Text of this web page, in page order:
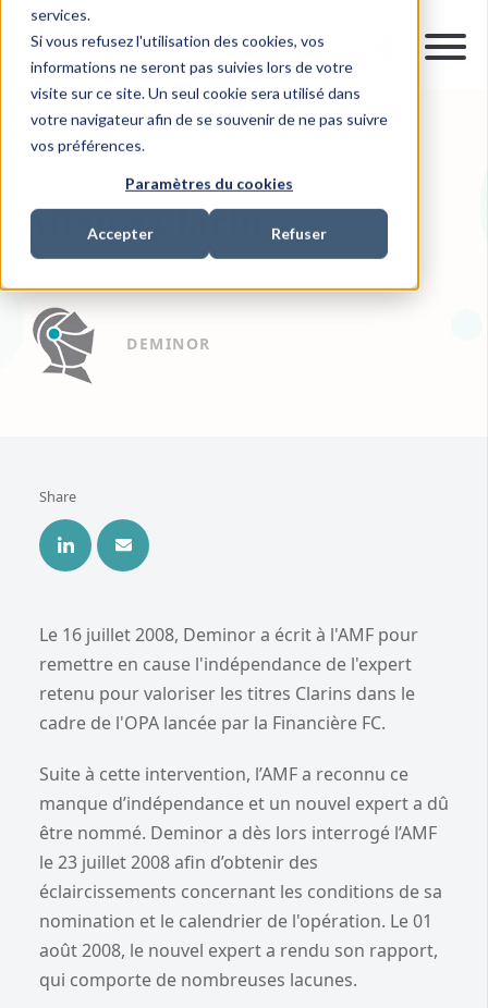
services.
Si vous refusez l'utilisation des cookies, vos
informations ne seront pas suivies lors de votre
visite sur ce site. Un seul cookie sera utilisé dans
votre navigateur afin de se souvenir de ne pas suivre
vos préférences.
Paramètres du cookies
Accepter Refuser
08 AOÛT 2008
Affaire Clarins
DEMINOR
Share
Le 16 juillet 2008, Deminor a écrit à l'AMF pour
remettre en cause l'indépendance de l'expert
retenu pour valoriser les titres Clarins dans le
cadre de l'OPA lancée par la Financière FC.
Suite à cette intervention, l’AMF a reconnu ce
manque d’indépendance et un nouvel expert a dû
être nommé. Deminor a dès lors interrogé l’AMF
le 23 juillet 2008 afin d’obtenir des
éclaircissements concernant les conditions de sa
nomination et le calendrier de l'opération. Le 01
août 2008, le nouvel expert a rendu son rapport,
qui comporte de nombreuses lacunes.